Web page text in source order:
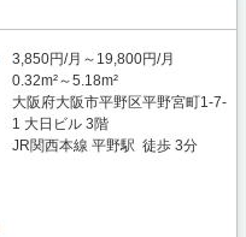
3,850円/月～19,800円/月
0.32m²～5.18m²
大阪府大阪市平野区平野宮町1-7-
1 大日ビル 3階
JR関西本線 平野駅 徒歩 3分